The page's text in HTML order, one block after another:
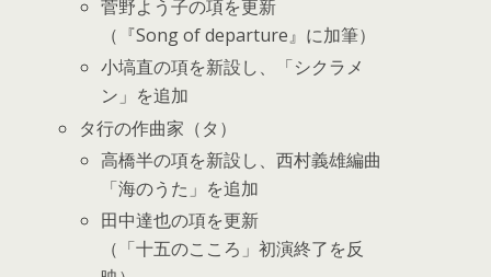
菅野よう子の項を更新
（『Song of departure』に加筆）
小塙直の項を新設し、「シクラメ
ン」を追加
タ行の作曲家（タ）
高橋半の項を新設し、西村義雄編曲
「海のうた」を追加
田中達也の項を更新
（「十五のこころ」初演終了を反